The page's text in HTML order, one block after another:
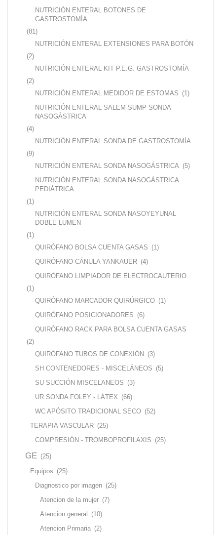
NUTRICIÓN ENTERAL BOTONES DE
GASTROSTOMÍA
(81)
NUTRICIÓN ENTERAL EXTENSIONES PARA BOTÓN
(2)
NUTRICIÓN ENTERAL KIT P.E.G. GASTROSTOMÍA
(2)
NUTRICIÓN ENTERAL MEDIDOR DE ESTOMAS (1)
NUTRICIÓN ENTERAL SALEM SUMP SONDA
NASOGÁSTRICA
(4)
NUTRICIÓN ENTERAL SONDA DE GASTROSTOMÍA
(9)
NUTRICIÓN ENTERAL SONDA NASOGÁSTRICA (5)
NUTRICIÓN ENTERAL SONDA NASOGÁSTRICA
PEDIÁTRICA
(1)
NUTRICIÓN ENTERAL SONDA NASOYEYUNAL
DOBLE LUMEN
(1)
QUIRÓFANO BOLSA CUENTA GASAS (1)
QUIRÓFANO CÁNULA YANKAUER (4)
QUIRÓFANO LIMPIADOR DE ELECTROCAUTERIO
(1)
QUIRÓFANO MARCADOR QUIRÚRGICO (1)
QUIRÓFANO POSICIONADORES (6)
QUIRÓFANO RACK PARA BOLSA CUENTA GASAS
(2)
QUIRÓFANO TUBOS DE CONEXIÓN (3)
SH CONTENEDORES - MISCELÁNEOS (5)
SU SUCCIÓN MISCELANEOS (3)
UR SONDA FOLEY - LÁTEX (66)
WC APÓSITO TRADICIONAL SECO (52)
TERAPIA VASCULAR (25)
COMPRESIÓN - TROMBOPROFILAXIS (25)
GE (25)
Equipos (25)
Diagnostico por imagen (25)
Atencion de la mujer (7)
Atencion general (10)
Atencion Primaria (2)